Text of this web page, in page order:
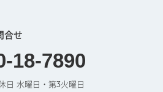
合せ
18-7890
日 水曜日・第3火曜日